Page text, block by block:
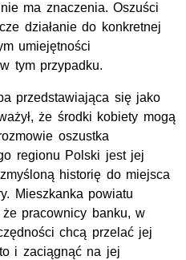
ma znaczenia. Oszuści
działanie do konkretnej
umiejętności
tym przypadku.
przedstawiająca się jako
że środki kobiety mogą
oszustka
regionu Polski jest jej
historię do miejsca
Mieszkanka powiatu
że pracownicy banku, w
chcą przelać jej
i zaciągnąć na jej